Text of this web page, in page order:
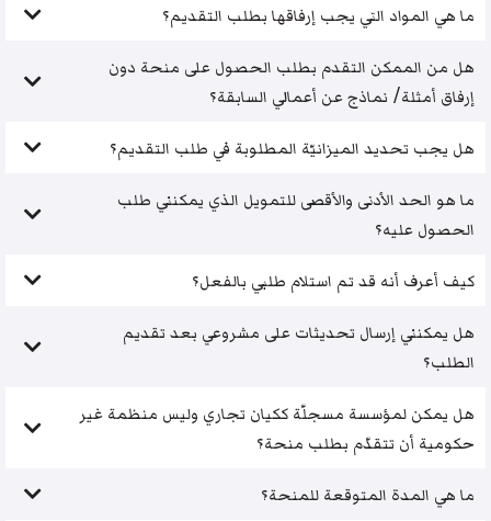
ما هي المواد التي يجب إرفاقها بطلب التقديم؟
هل من الممكن التقدم بطلب الحصول على منحة دون
إرفاق أمثلة/ نماذج عن أعمالي السابقة؟
هل يجب تحديد الميزانيّة المطلوبة في طلب التقديم؟
ما هو الحد الأدنى والأقصى للتمويل الذي يمكنني طلب
الحصول عليه؟
كيف أعرف أنه قد تم استلام طلبي بالفعل؟
هل يمكنني إرسال تحديثات على مشروعي بعد تقديم
الطلب؟
هل يمكن لمؤسسة مسجلّة ككيان تجاري وليس منظمة غير
حكومية أن تتقدّم بطلب منحة؟
ما هي المدة المتوقعة للمنحة؟